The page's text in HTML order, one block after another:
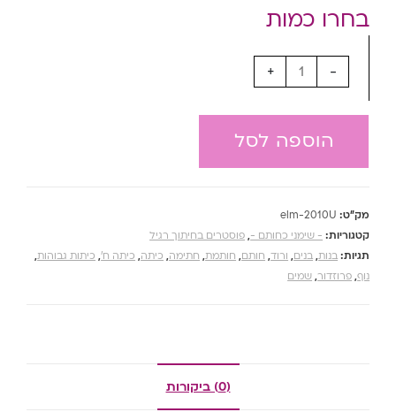
-
+
הוספה לסל
מק"ט: elm-2010U
קטגוריות: - שימני כחותם -, פוסטרים בחיתוך רגיל
תגיות: בנות, בנים, ורוד, חותם, חותמת, חתימה, כיתה, כיתה ח', כיתות גבוהות,
נוף, פרוזדור, שמים
(0) ביקורות